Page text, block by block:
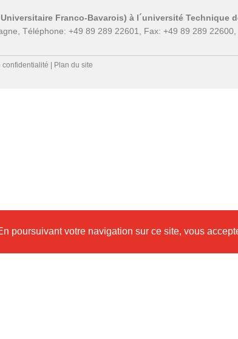
poursuivant votre navigation sur ce site, vous
Franco-Bavarois) à l´université Technique
Téléphone: +49 89 289 22601, Fax: +49 89 289 22600,
confidentialité Plan du site